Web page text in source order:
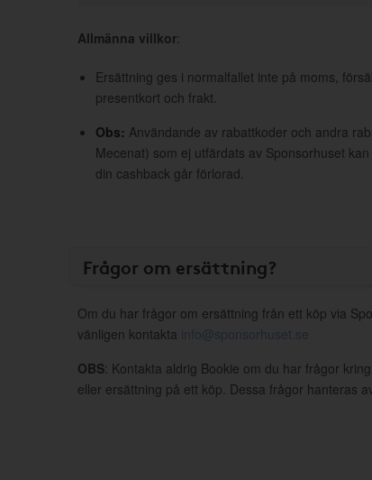
Allmänna villkor:
Ersättning ges i normalfallet inte på moms,
presentkort och frakt.
Obs: Användande av rabattkoder och andra
Mecenat) som ej utfärdats av Sponsorhuset
din cashback går förlorad.
Frågor om ersättning?
Om du har frågor om ersättning från ett köp via
vänligen kontakta info@sponsorhuset.se
OBS: Kontakta aldrig Bookie om du har frågor
eller ersättning på ett köp. Dessa frågor hanteras